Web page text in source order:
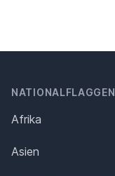
NATIONALFLAGGEN
Afrika
Asien